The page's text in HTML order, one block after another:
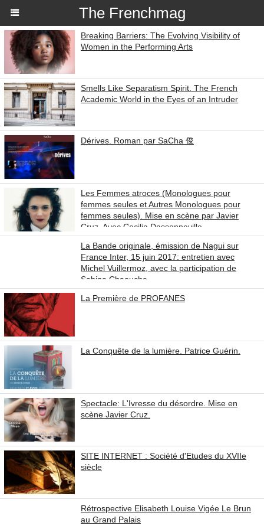
The Frenchmag
Breaking Barriers: The Evolving Visibility of
Women in the Performing Arts
Smells Like Separatism Spirit. The French
Academic World in the Eyes of an Intruder
Dérives. Roman par SaCha 俊
Les Femmes atroces (Monologues pour
femmes seules et Autres Monologues pour
femmes seules). Mise en scène par Javier
Cruz. Avec Cecilia Dassonneville.
La Bande originale, émission de Nagui sur
France Inter, 15 juin 2017: entretien avec
Michel Vuillermoz, avec la participation de
Sabine Chaouche
La Première de PROFANES
La Conquête de la lumière. Patrice Guérin.
Spectacle: L'Ivresse du désordre. Mise en
scène Javier Cruz.
SITE INTERNET : Société d'Etudes du XVIIe
siècle
Rétrospective Elisabeth Louise Vigée Le Brun
au Grand Palais